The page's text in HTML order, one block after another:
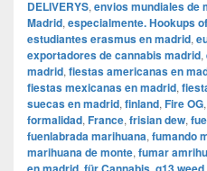
DELIVERYS, envios mundiales de
Madrid, especialmente. Hookups
estudiantes erasmus en madrid,
exportadores de cannabis madrid,
madrid, fiestas americanas en
fiestas mexicanas en madrid,
suecas en madrid, finland, Fire OG,
formalidad, France, frisian dew,
fuenlabrada marihuana, fumando
marihuana de monte, fumar